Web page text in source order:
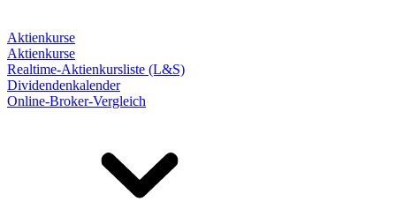
Aktienkurse
Aktienkurse
Realtime-Aktienkursliste (L&S)
Dividendenkalender
Online-Broker-Vergleich